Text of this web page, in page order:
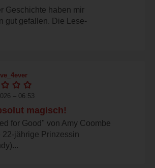
Geschichte haben mir
gut gefallen. Die Lese-
– 06:53
magisch!
for Good" von Amy Coombe
22-jährige Prinzessin